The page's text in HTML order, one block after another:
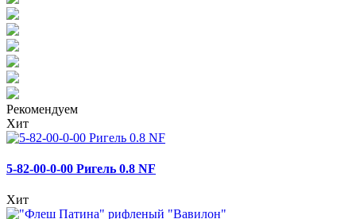
Рекомендуем
Хит
5-82-00-0-00 Ригель 0.8 NF
Хит